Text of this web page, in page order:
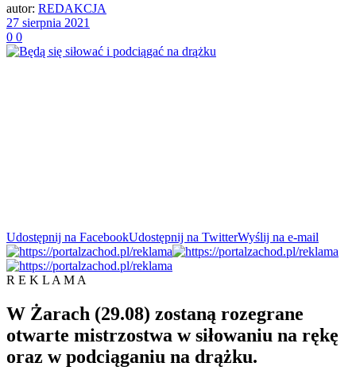
autor: REDAKCJA
27 sierpnia 2021
0 0
Udostępnij na FacebookUdostępnij na TwitterWyślij na e-mail
R E K L A M A
W Żarach (29.08) zostaną rozegrane
otwarte mistrzostwa w siłowaniu na rękę
oraz w podciąganiu na drążku.